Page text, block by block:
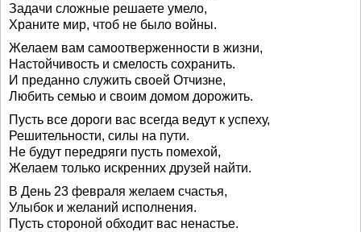
Задачи сложные решаете умело,
Храните мир, чтоб не было войны.
Желаем вам самоотверженности в жизни,
Настойчивость и смелость сохранить.
И преданно служить своей Отчизне,
Любить семью и своим домом дорожить.
Пусть все дороги вас всегда ведут к успеху,
Решительности, силы на пути.
Не будут передряги пусть помехой,
Желаем только искренних друзей найти.
В День 23 февраля желаем счастья,
Улыбок и желаний исполнения.
Пусть стороной обходит вас ненастье.